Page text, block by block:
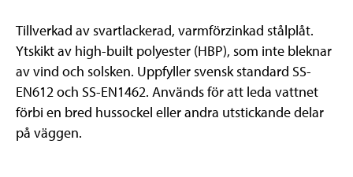
Tillverkad av svartlackerad, varmförzinkad stålplåt.
Ytskikt av high-built polyester (HBP), som inte bleknar
av vind och solsken. Uppfyller svensk standard SS-
EN612 och SS-EN1462. Används för att leda vattnet
förbi en bred hussockel eller andra utstickande delar
på väggen.